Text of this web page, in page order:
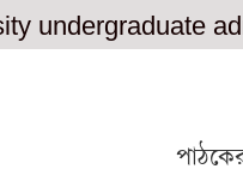
undergraduate